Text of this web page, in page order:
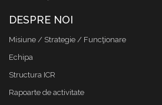
DESPRE NOI
Misiune / Strategie / Funcţionare
Echipa
Structura ICR
Rapoarte de activitate